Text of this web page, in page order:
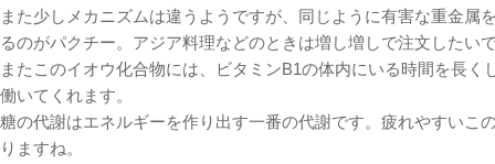
また少しメカニズムは違うようですが、同じように有害な重金属
るのがパクチー。アジア料理などのときは増し増しで注文したい
またこのイオウ化合物には、ビタミンB1の体内にいる時間を長く
働いてくれます。
糖の代謝はエネルギーを作り出す一番の代謝です。疲れやすいこ
りますね。